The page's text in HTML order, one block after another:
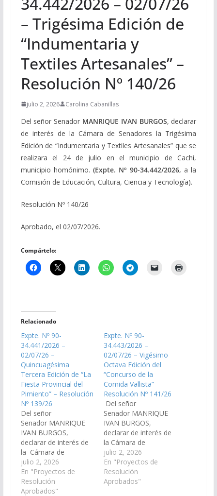
– Trigésima Edición de
“Indumentaria y
Textiles Artesanales” –
Resolución Nº 140/26
julio 2, 2026 Carolina Cabanillas
Del señor Senador MANRIQUE IVAN BURGOS, declarar
de interés de la Cámara de Senadores la Trigésima
Edición de “Indumentaria y Textiles Artesanales” que se
realizara el 24 de julio en el municipio de Cachi,
municipio homónimo.(Expte. Nº 90-34.442/2026,a la
Comisión de Educación, Cultura, Ciencia y Tecnología).
Resolución Nº 140/26
Aprobado, el 02/07/2026.
Compártelo:
Relacionado
Expte. Nº 90-
34.441/2026 –
02/07/26 –
Quincuagésima
Tercera Edición de “La
Fiesta Provincial del
Pimiento” – Resolución
Nº 139/26
Del señor
Senador MANRIQUE
IVAN BURGOS,
declarar de interés de
la Cámara de
Senadores la
Quincuagésima
Tercera Edición de “La
Fiesta Provincial del
julio 2, 2026
En "Proyectos de
Resolución
Aprobados"
Expte. Nº 90-
34.443/2026 –
02/07/26 – Vigésimo
Octava Edición del
“Concurso de la
Comida Vallista” –
Resolución Nº 141/26
Del señor
Senador MANRIQUE
IVAN BURGOS,
declarar de interés de
la Cámara de
Senadores la Vigésimo
Octava Edición del
“Concurso de la
Comida Vallista” que se
julio 2, 2026
En "Proyectos de
Resolución
Aprobados"